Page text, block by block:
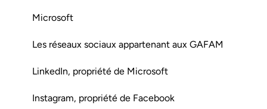
Microsoft
Les réseaux sociaux appartenant aux GAFAM
LinkedIn, propriété de Microsoft
Instagram, propriété de Facebook